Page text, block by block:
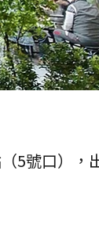
5號口），